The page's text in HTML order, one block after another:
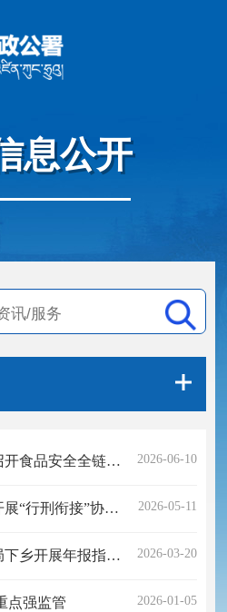
息公开
2026-06-10
• 阿里地区市场监管局召开食品安全全链条监管培训暨食品生产环节追溯体系建设推进会
2026-05-11
• 地区市场监督管理局开展“行刑衔接”协作完成札达县涉药案件外包装鉴定工作
2026-03-20
• 札达县市场监督管理局下乡开展年报指导暨食品药品安全专项检查
2026-01-05
点强监管